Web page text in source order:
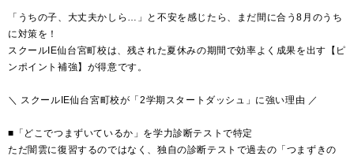
「うちの子、大丈夫かしら…」と不安を感じたら、まだ間に合う8月のうち
に対策を！
スクールIE仙台宮町校は、残された夏休みの期間で効率よく成果を出す【ピ
ンポイント補強】が得意です。
＼ スクールIE仙台宮町校が「2学期スタートダッシュ」に強い理由 ／
■「どこでつまずいているか」を学力診断テストで特定
ただ闇雲に復習するのではなく、独自の診断テストで過去の「つまずきの